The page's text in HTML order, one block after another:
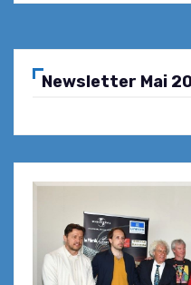
Newsletter Mai